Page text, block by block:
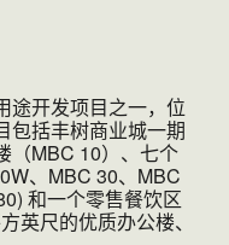
途开发项目之一，位
包括丰树商业城一期
（MBC 10）、七个
、MBC 30、MBC
和一个零售餐饮区
英尺的优质办公楼、